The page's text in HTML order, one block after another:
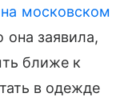
московском
она заявила,
ближе к
в одежде